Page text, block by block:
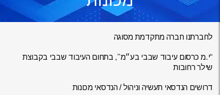
לחברתנו חברה מתקדמת מסוגה
“י.מ כרסום עיבוד שבבי בע״מ”, בתחום העיבוד שבבי בקבוצת
שילר רחובות
דרושים הנדסאי תעשיה וניהול / הנדסאי מכונות